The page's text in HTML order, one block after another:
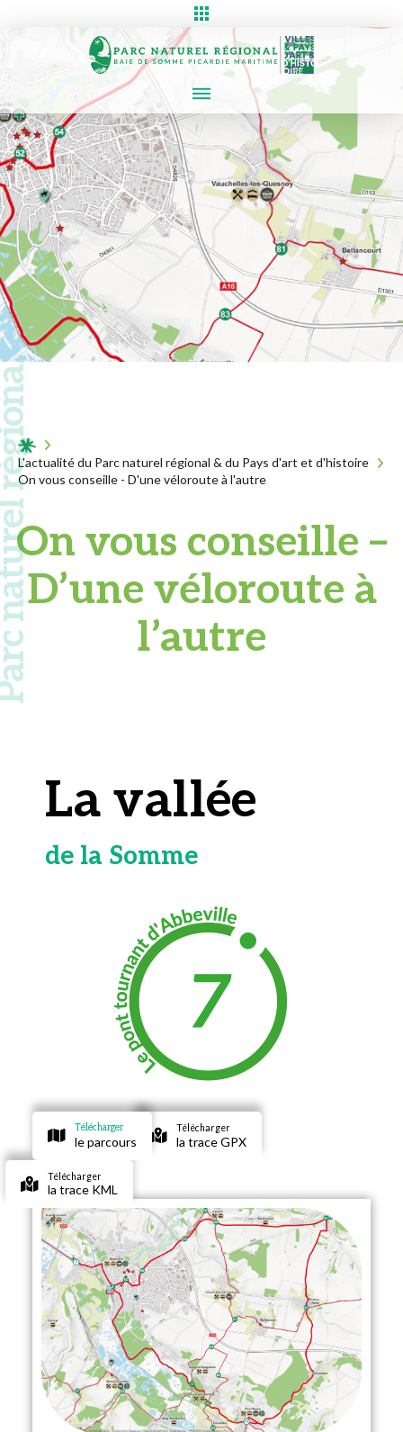
régional
Acceuil
L'actualité du Parc naturel régional & du Pays d'art et d'histoire
On vous conseille - D'une véloroute à l'autre
On vous conseille –
D’une véloroute à
l’autre
La vallée
de la Somme
Télécharger
le parcours
Télécharger
la trace GPX
Télécharger
la trace KML